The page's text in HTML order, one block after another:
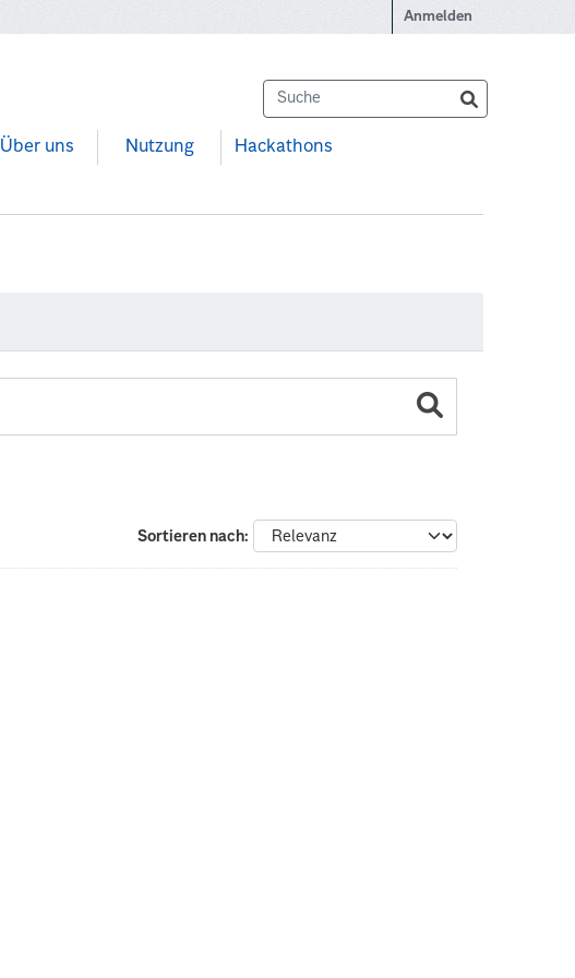
Anmelden
Über uns Nutzung Hackathons
Sortieren nach